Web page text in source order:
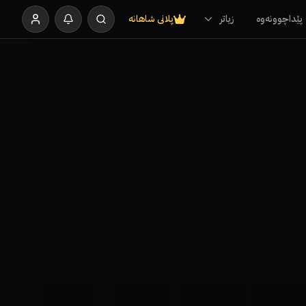
پێداچوونەوە زیاتر پلانی شاهانە